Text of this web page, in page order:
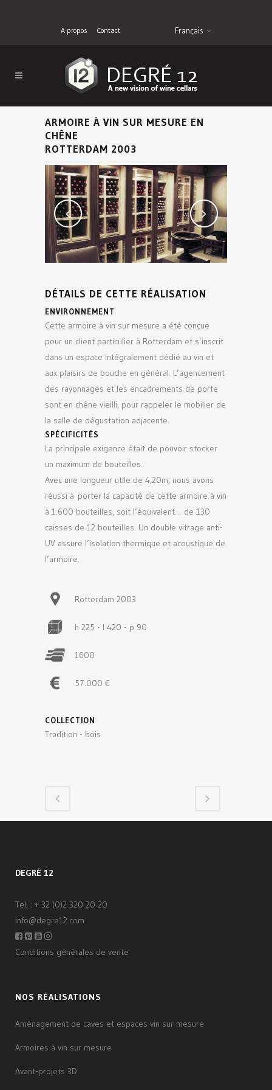
A propos Contact Français
ARMOIRE À VIN SUR MESURE EN
CHÊNE
ROTTERDAM 2003
DÉTAILS DE CETTE RÉALISATION
ENVIRONNEMENT
Cette armoire à vin sur mesure a été conçue
pour un client particulier à Rotterdam et s’inscrit
dans un espace intégralement dédié au vin et
aux plaisirs de bouche en général. L’agencement
des rayonnages et les encadrements de porte
sont en chêne vieilli, pour rappeler le mobilier de
la salle de dégustation adjacente.
SPÉCIFICITÉS
La principale exigence était de pouvoir stocker
un maximum de bouteilles.
Avec une longueur utile de 4,20m, nous avons
réussi à porter la capacité de cette armoire à vin
à 1.600 bouteilles, soit l’équivalent… de 130
caisses de 12 bouteilles. Un double vitrage anti-
UV assure l’isolation thermique et acoustique de
l’armoire.
Rotterdam 2003
h 225 - l 420 - p 90
1600
57.000 €
COLLECTION
Tradition - bois
DEGRÉ 12
Tel. : + 32 (0)2 320 20 20
info@degre12.com
Conditions générales de vente
NOS RÉALISATIONS
Aménagement de caves et espaces vin sur mesure
Armoires à vin sur mesure
Avant-projets 3D